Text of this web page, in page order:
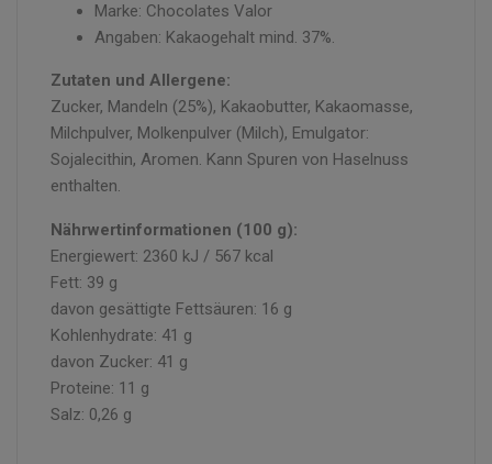
Marke: Chocolates Valor
Angaben: Kakaogehalt mind. 37%.
Zutaten und Allergene:
Zucker, Mandeln (25%), Kakaobutter, Kakaomasse,
Milchpulver, Molkenpulver (Milch), Emulgator:
Sojalecithin, Aromen. Kann Spuren von Haselnuss
enthalten.
Nährwertinformationen (100 g):
Energiewert: 2360 kJ / 567 kcal
Fett: 39 g
davon gesättigte Fettsäuren: 16 g
Kohlenhydrate: 41 g
davon Zucker: 41 g
Proteine: 11 g
Salz: 0,26 g